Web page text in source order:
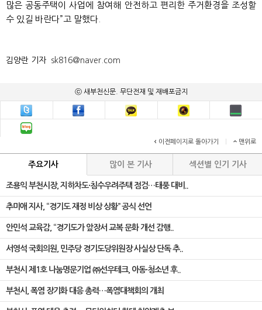
많은 공동주택이 사업에 참여해 안전하고 편리한 주거환경을 조성할
수 있길 바란다”고 말했다.
김양란 기자 sk816@naver.com
ⓒ 새부천신문. 무단전재 및 재배포금지
이전페이지로 돌아가기 맨위로
주요기사 많이 본 기사 섹션별 인기 기사
조용익 부천시장, 지하차도·침수우려주택 점검…태풍 대비..
추미애 지사, “경기도 재정 비상 상황” 공식 선언
안민석 교육감, “경기도가 앞장서 교복 문화 개선 감행..
서영석 국회의원, 민주당 경기도당위원장 사실상 단독 추..
부천시 제1호 나눔명문기업 ㈜선우테크, 아동·청소년 후..
부천시, 폭염 장기화 대응 총력…폭염대책회의 개최